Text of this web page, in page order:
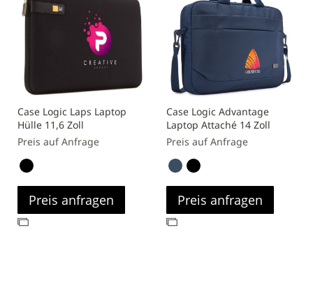
Case Logic Laps Laptop
Hülle 11,6 Zoll
Preis auf Anfrage
Preis anfragen
Zur
Case Logic Advantage
Laptop Attaché 14 Zoll
Preis auf Anfrage
Preis anfragen
Zur